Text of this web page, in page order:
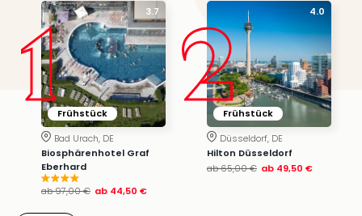
3.7
Frühstück
1
Bad Urach, DE
Biosphärenhotel Graf
Eberhard
ab97,00 € ab 44,50 €
4.0
Frühstück
2
Düsseldorf, DE
Hilton Düsseldorf
ab65,00 € ab 49,50 €